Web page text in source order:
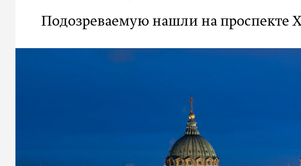
Подозреваемую нашли на проспекте